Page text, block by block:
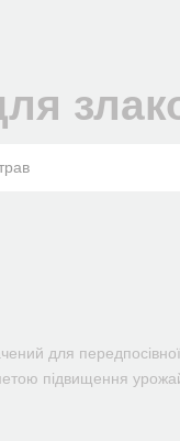
для
підвищення